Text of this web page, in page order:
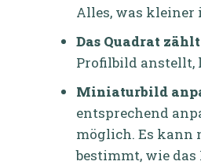
Alles, was kleiner
Das Quadrat
Profilbild anstellt,
Miniaturbild
entsprechend
möglich. Es kann
bestimmt, wie das